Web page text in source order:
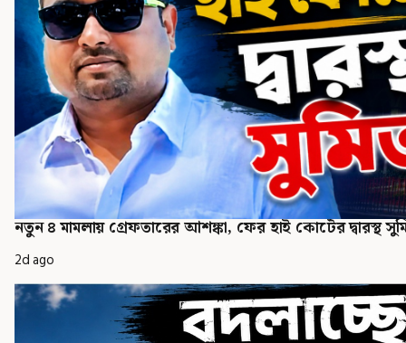
নতুন ৪ মামলায় গ্রেফতারের আশঙ্কা, ফের হাই কোর্টের দ্বারস্থ
2d ago